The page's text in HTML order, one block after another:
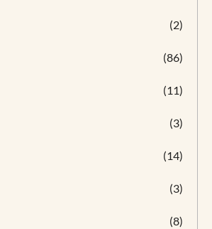
(2)
(86)
(11)
(3)
(14)
(3)
(8)